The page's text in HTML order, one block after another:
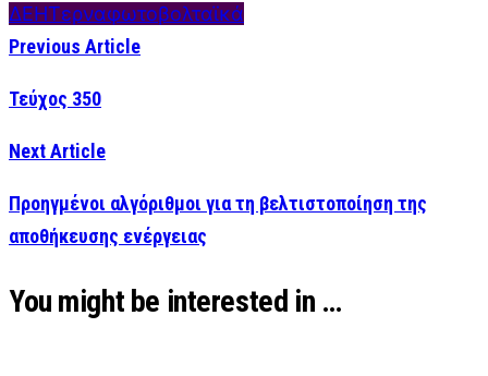
ΔΕΗΤερναφωτοβολταϊκά
Previous Article
Τεύχος 350
Next Article
Προηγμένοι αλγόριθμοι για τη βελτιστοποίηση της
αποθήκευσης ενέργειας
You might be interested in …